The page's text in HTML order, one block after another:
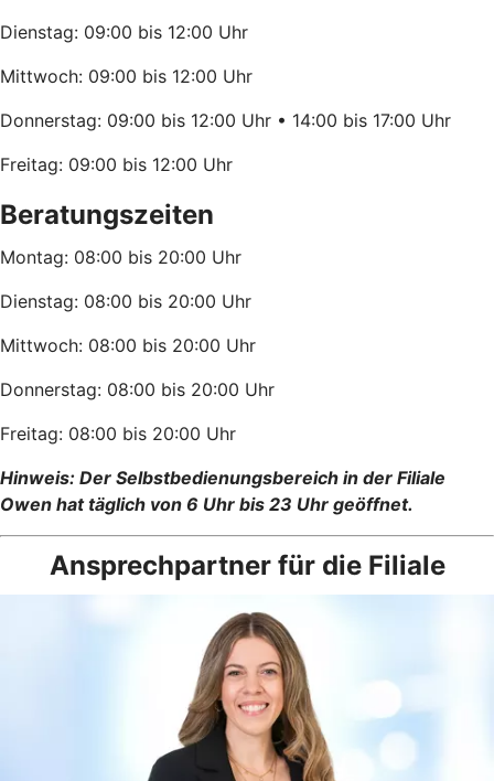
Dienstag: 09:00 bis 12:00 Uhr
Mittwoch: 09:00 bis 12:00 Uhr
Donnerstag: 09:00 bis 12:00 Uhr • 14:00 bis 17:00 Uhr
Freitag: 09:00 bis 12:00 Uhr
Beratungszeiten
Montag: 08:00 bis 20:00 Uhr
Dienstag: 08:00 bis 20:00 Uhr
Mittwoch: 08:00 bis 20:00 Uhr
Donnerstag: 08:00 bis 20:00 Uhr
Freitag: 08:00 bis 20:00 Uhr
Hinweis: Der Selbstbedienungsbereich in der Filiale
Owen hat täglich von 6 Uhr bis 23 Uhr geöffnet.
Ansprechpartner für die Filiale